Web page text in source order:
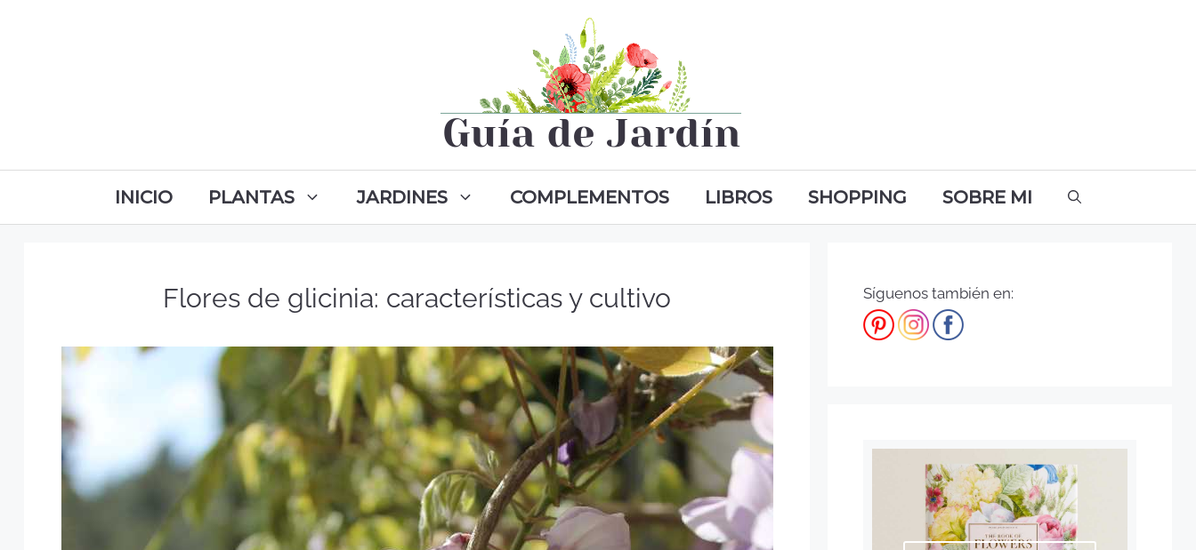
INICIO PLANTAS JARDINES COMPLEMENTOS LIBROS SHOPPING SOBRE MI
Flores de glicinia: características y cultivo Síguenos también en: